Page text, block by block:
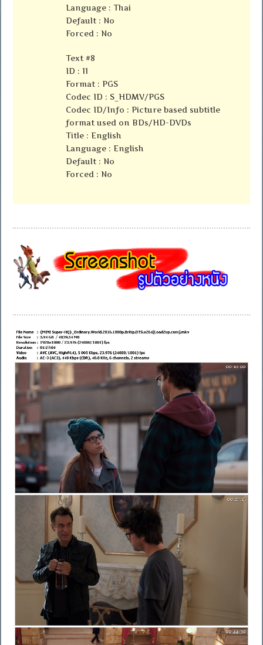
Language : Thai
Default : No
Forced : No
Text #8
ID : 11
Format : PGS
Codec ID : S_HDMV/PGS
Codec ID/Info : Picture based subtitle
format used on BDs/HD-DVDs
Title : English
Language : English
Default : No
Forced : No